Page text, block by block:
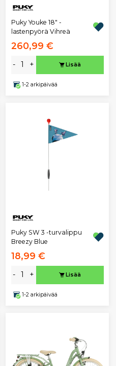
Puky Youke 18" -
lastenpyörä Vihreä
260,99 €
- + Lisää
1-2 arkipäivää
Puky SW 3 -turvalippu
Breezy Blue
18,99 €
- + Lisää
1-2 arkipäivää